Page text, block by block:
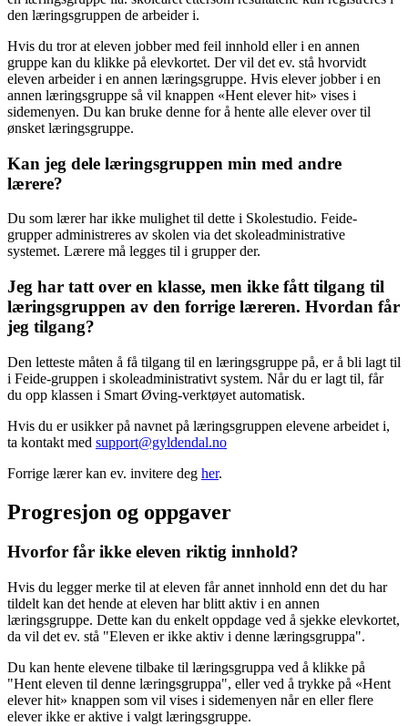
den læringsgruppen de arbeider i.
Hvis du tror at eleven jobber med feil innhold eller i en annen
gruppe kan du klikke på elevkortet. Der vil det ev. stå hvorvidt
eleven arbeider i en annen læringsgruppe. Hvis elever jobber i en
annen læringsgruppe så vil knappen «Hent elever hit» vises i
sidemenyen. Du kan bruke denne for å hente alle elever over til
ønsket læringsgruppe.
Kan jeg dele læringsgruppen min med andre
lærere?
Du som lærer har ikke mulighet til dette i Skolestudio. Feide-
grupper administreres av skolen via det skoleadministrative
systemet. Lærere må legges til i grupper der.
Jeg har tatt over en klasse, men ikke fått tilgang til
læringsgruppen av den forrige læreren. Hvordan får
jeg tilgang?
Den letteste måten å få tilgang til en læringsgruppe på, er å bli lagt til
i Feide-gruppen i skoleadministrativt system. Når du er lagt til, får
du opp klassen i Smart Øving-verktøyet automatisk.
Hvis du er usikker på navnet på læringsgruppen elevene arbeidet i,
ta kontakt med support@gyldendal.no
Forrige lærer kan ev. invitere deg her.
Progresjon og oppgaver
Hvorfor får ikke eleven riktig innhold?
Hvis du legger merke til at eleven får annet innhold enn det du har
tildelt kan det hende at eleven har blitt aktiv i en annen
læringsgruppe. Dette kan du enkelt oppdage ved å sjekke elevkortet,
da vil det ev. stå "Eleven er ikke aktiv i denne læringsgruppa".
Du kan hente elevene tilbake til læringsgruppa ved å klikke på
"Hent eleven til denne læringsgruppa", eller ved å trykke på «Hent
elever hit» knappen som vil vises i sidemenyen når en eller flere
elever ikke er aktive i valgt læringsgruppe.